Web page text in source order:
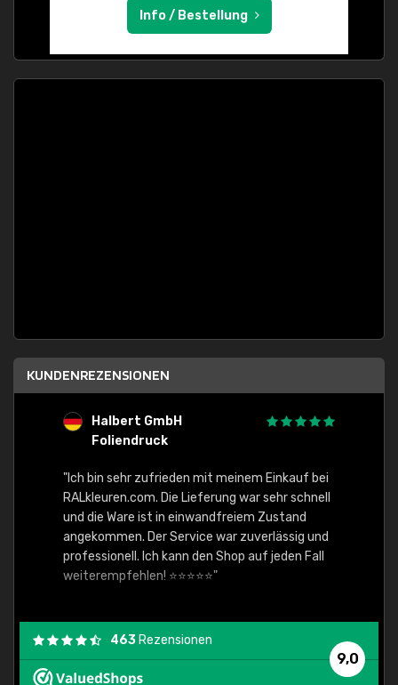
Info / Bestellung
KUNDENREZENSIONEN
Halbert GmbH
Foliendruck
"Ich bin sehr zufrieden mit meinem Einkauf bei
RALkleuren.com. Die Lieferung war sehr schnell
und die Ware ist in einwandfreiem Zustand
angekommen. Der Service war zuverlässig und
professionell. Ich kann den Shop auf jeden Fall
weiterempfehlen! ⭐⭐⭐⭐⭐"
9,0
463 Rezensionen